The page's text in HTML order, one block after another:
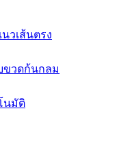
วเส้นตรง
ขวดก้นกลม
นมัติ